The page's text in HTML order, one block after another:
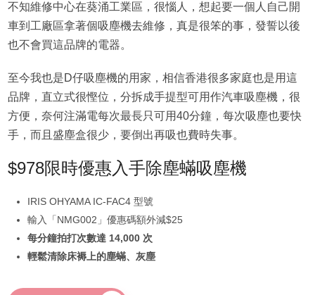
不知維修中心在葵涌工業區，很惱人，想起要一個人自己開
車到工廠區拿著個吸塵機去維修，真是很笨的事，發誓以後
也不會買這品牌的電器。
至今我也是D仔吸塵機的用家，相信香港很多家庭也是用這
品牌，直立式很慳位，分拆成手提型可用作汽車吸塵機，很
方便，奈何注滿電每次最長只可用40分鐘，每次吸塵也要快
手，而且盛塵盒很少，要倒出再吸也費時失事。
$978限時優惠入手除塵蟎吸塵機
IRIS OHYAMA IC-FAC4 型號
輸入「NMG002」優惠碼額外減$25
每分鐘拍打次數達 14,000 次
輕鬆清除床褥上的塵蟎、灰塵